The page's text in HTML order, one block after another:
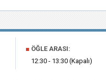
■ ÖĞLE ARASI:
12:30 - 13:30 (Kapalı)